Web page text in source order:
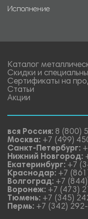
Исполнение
Каталог
Скидки и
Сертификаты на
Статьи
Акции
вся Россия: 8 (800)
Москва: +7 (499)
Санкт-Петербург:
Нижний Новгород:
Екатеринбург: +7
Краснодар: +7
Волгоград: +7
Воронеж: +7 (473)
Тюмень: +7 (345)
Пермь: +7 (342)